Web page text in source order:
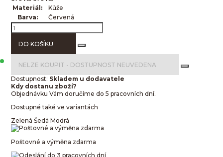
Materiál:
Kůže
Barva:
Červená
DO KOŠÍKU
NELZE KOUPIT - DOSTUPNOST NEUVEDENA
Dostupnost: Skladem u dodavatele
Kdy dostanu zboží?
Objednávku Vám doručíme do 5 pracovních dní.
Dostupné také ve variantách
Zelená Šedá Modrá
Poštovné a výměna zdarma